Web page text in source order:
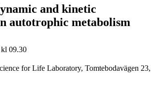
and kinetic
autotrophic metabolism
09.30
for Life Laboratory, Tomtebodavägen 23,